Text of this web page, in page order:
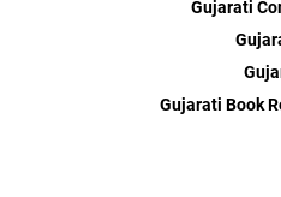
Gujarati
Gujarati Book